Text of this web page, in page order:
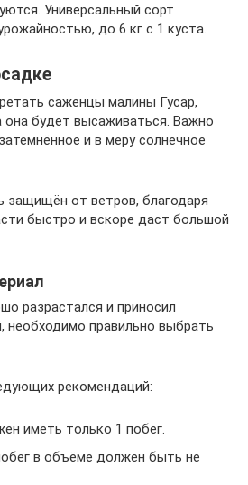
Универсальный сорт
до 6 кг с 1 куста.
саженцы малины Гусар,
она будет высаживаться. Важно
и в меру солнечное
от ветров, благодаря
быстро и вскоре даст большой
разрастался и приносил
необходимо правильно выбрать
рекомендаций:
иметь только 1 побег.
в объёме должен быть не